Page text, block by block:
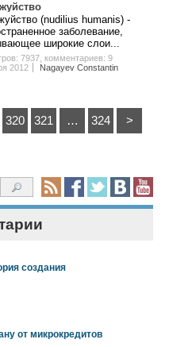
создания
от микрокредитов
(nudilius humanis) -
заболевание,
широкие слои...
7937, комментариев: 9
2012
Nagayev Constantin
320 321 … 324 >